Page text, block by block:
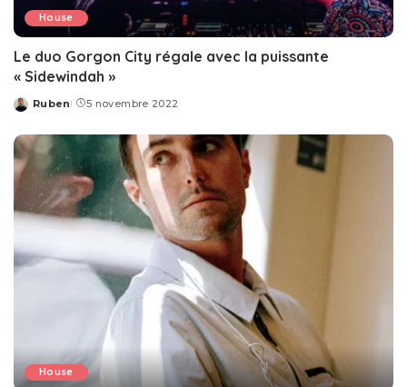
House
Le duo Gorgon City régale avec la puissante
« Sidewindah »
Posted
Ruben 5 novembre 2022
House